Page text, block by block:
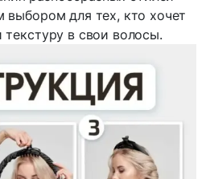
выбором для тех, кто хочет
в свои волосы.